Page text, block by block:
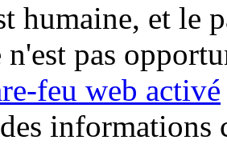
humaine, et le
n'est pas
feu web activé
informations